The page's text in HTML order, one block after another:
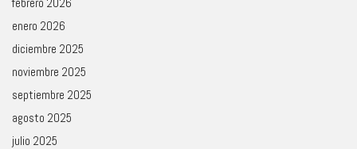
enero 2026
diciembre 2025
noviembre 2025
septiembre 2025
agosto 2025
julio 2025